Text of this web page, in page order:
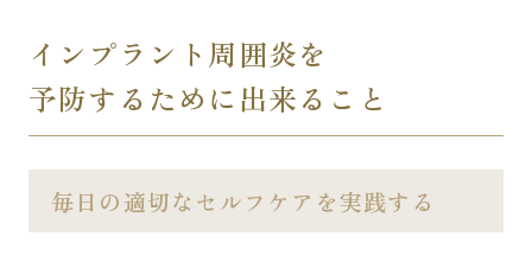
インプラント周囲炎を
予防するために出来ること
毎日の適切なセルフケアを実践する